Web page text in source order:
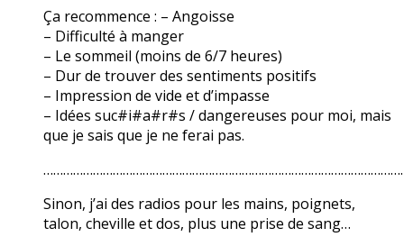
Ça recommence : – Angoisse
– Difficulté à manger
– Le sommeil (moins de 6/7 heures)
– Dur de trouver des sentiments positifs
– Impression de vide et d’impasse
– Idées suc#i#a#r#s / dangereuses pour moi, mais
que je sais que je ne ferai pas.
Sinon, j’ai des radios pour les mains, poignets,
talon, cheville et dos, plus une prise de sang…